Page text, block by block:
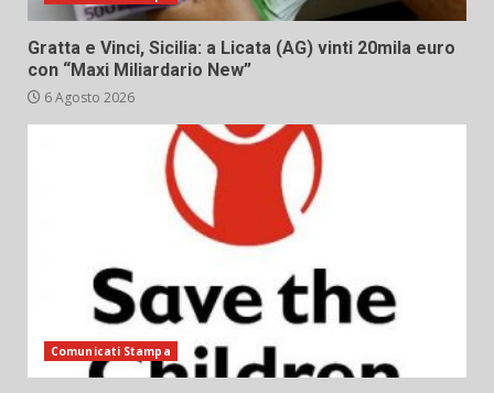
Gratta e Vinci, Sicilia: a Licata (AG) vinti 20mila euro
con “Maxi Miliardario New”
6 Agosto 2026
Comunicati Stampa